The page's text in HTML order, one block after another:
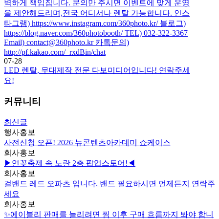
벽하게 책임집니다. 문의만 주시면 이벤트에 맞게 운영
을 제안해드리며,전국 어디서나 렌탈 가능합니다. 인스
타그램) https://www.instagram.com/360photo.kr/ 블로그)
https://blog.naver.com/360photobooth/ TEL) 032-322-3367
Email) contact@360photo.kr 카톡문의)
http://pf.kakao.com/_rxdBin/chat
07-28
LED 렌탈, 무대제작 전문 다보미디어입니다! 연락주세
요!
커뮤니티
최신글
행사홍보
사전신청 오픈! 2026 뉴콘텐츠아카데미 쇼케이스
회사홍보
▶연꽃축제 속 노란 2층 팝업스토어!◀
회사홍보
걸밴드 레드 오파츠 입니다. 밴드 필요하시면 언제든지 연락주
세요
회사홍보
✨에이블리 판매를 늘리려면 찜 이후 구매 흐름까지 봐야 합니